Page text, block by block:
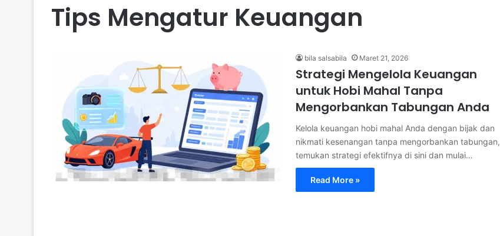
Tips Mengatur Keuangan
bila salsabila Maret 21, 2026
Strategi Mengelola Keuangan
untuk Hobi Mahal Tanpa
Mengorbankan Tabungan Anda
Kelola keuangan hobi mahal Anda dengan bijak dan
nikmati kesenangan tanpa mengorbankan tabungan,
temukan strategi efektifnya di sini dan mulai…
Read More »